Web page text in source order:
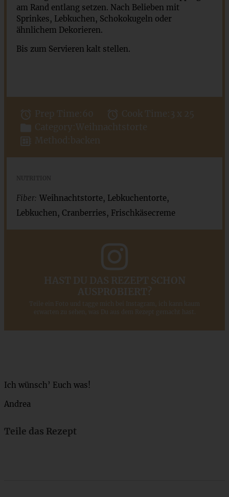
am Rand entlang setzen. Nach Belieben mit
Sprinkes, Lebkuchen, Schokokugeln oder
ähnlichem Dekorieren.
Bis zum Servieren kalt stellen.
Prep Time: 60 Cook Time: 3 x 25
Category: Weihnachtstorte
Method:
backen
Fiber: Weihnachtstorte, Lebkuchentorte,
Lebkuchen, Cranberries, Frischkäsecreme
HAST DU DAS REZEPT SCHON
AUSPROBIERT?
Teile ein Foto und tagge mich bei Instagram, ich kann kaum
erwarten zu sehen, was Du aus dem Rezept gemacht hast.
Ich wünsch’ Euch was!
Andrea
Teile das Rezept